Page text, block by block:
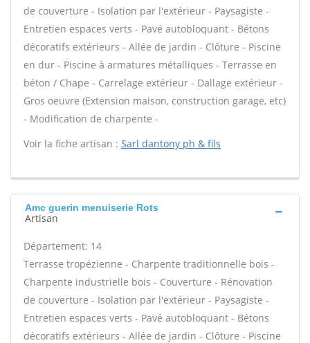
de couverture - Isolation par l'extérieur - Paysagiste -
Entretien espaces verts - Pavé autobloquant - Bétons
décoratifs extérieurs - Allée de jardin - Clôture - Piscine
en dur - Piscine à armatures métalliques - Terrasse en
béton / Chape - Carrelage extérieur - Dallage extérieur -
Gros oeuvre (Extension maison, construction garage, etc)
- Modification de charpente -
Voir la fiche artisan : Sarl dantony ph & fils
Amc guerin menuiserie Rots
Artisan
Département: 14
Terrasse tropézienne - Charpente traditionnelle bois -
Charpente industrielle bois - Couverture - Rénovation
de couverture - Isolation par l'extérieur - Paysagiste -
Entretien espaces verts - Pavé autobloquant - Bétons
décoratifs extérieurs - Allée de jardin - Clôture - Piscine